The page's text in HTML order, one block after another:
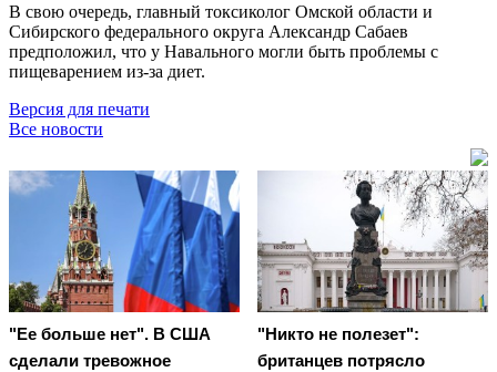
В свою очередь, главный токсиколог Омской области и
Сибирского федерального округа Александр Сабаев
предположил, что у Навального могли быть проблемы с
пищеварением из-за диет.
Версия для печати
Все новости
"Ее больше нет". В США
сделали тревожное
"Никто не полезет":
британцев потрясло